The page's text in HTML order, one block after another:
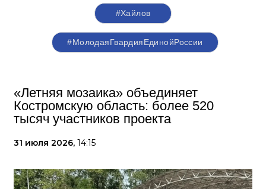
#Хайлов
#МолодаяГвардияЕдинойРоссии
«Летняя мозаика» объединяет
Костромскую область: более 520
тысяч участников проекта
31 июля 2026, 14:15